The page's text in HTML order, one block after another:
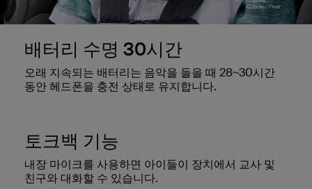
배터리 수명 30시간
오래 지속되는 배터리는 음악을 들을 때 28~30시간
동안 헤드폰을 충전 상태로 유지합니다.
토크백 기능
내장 마이크를 사용하면 아이들이 장치에서 교사 및
친구와 대화할 수 있습니다.